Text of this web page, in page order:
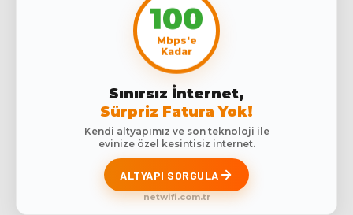
100
Mbps'e
Kadar
Sınırsız İnternet,
Sürpriz Fatura Yok!
Kendi altyapımız ve son teknoloji ile
evinize özel kesintisiz internet.
ALTYAPI SORGULA
netwifi.com.tr